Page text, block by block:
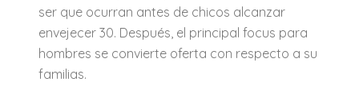
ser que ocurran antes de chicos alcanzar
envejecer 30. Después, el principal focus para
hombres se convierte oferta con respecto a su
familias.